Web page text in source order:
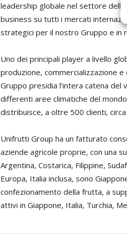
leadership globale nel settore della
business su tutti i mercati
strategici per il nostro Gruppo e in
Uno dei principali player a livello
produzione, commercializzazione
Gruppo presidia l’intera catena
differenti aree climatiche del
distribuisce, a oltre 500 clienti,
Unifrutti Group ha un fatturato
aziende agricole proprie, con una
Argentina, Costarica, Filippine,
Europa, Italia inclusa, sono
confezionamento della frutta, a
attivi in Giappone, Italia, Turchia,